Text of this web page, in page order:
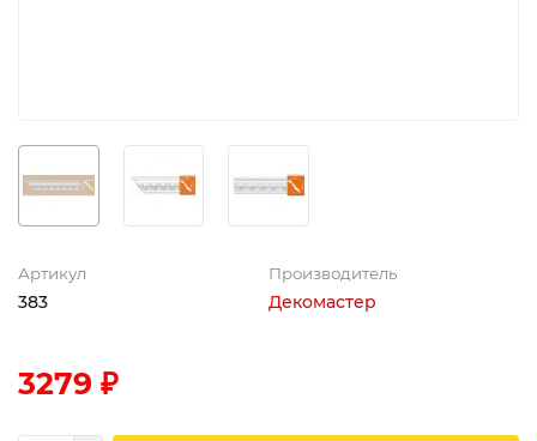
Артикул
383
Производитель
Декомастер
3279 ₽